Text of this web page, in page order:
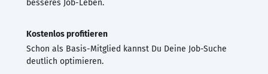
besseres Job-Leben.
Kostenlos profitieren
Schon als Basis-Mitglied kannst Du Deine Job-Suche
deutlich optimieren.